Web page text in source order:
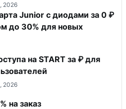
2026
Junior с диодами за 0 ₽
до 30% для новых
на START за ₽ для
2026
на заказ